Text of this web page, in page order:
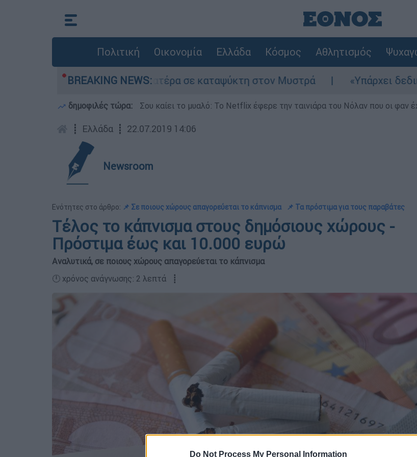
Do Not Process My Personal Information
Πολιτική Οικονομία Ελλάδα Κόσμος Αθλητισμός
BREAKING NEWS:
είχε τον νεκρό του πατέρα σε καταψύκτη στον Μυστρά «Υπάρχει δεδικασμένο
δημοφιλές τώρα: Σου καίει το μυαλό: Το Netflix έφερε την ταινιάρα του Νόλαν που οι φαν
┋ Ελλάδα ┋ 22.07.2019 14:06
Newsroom
Ενότητες στο άρθρο: 📌 Σε ποιους χώρους απαγορεύεται το κάπνισμα 📌 Τα πρόστιμα για τους παραβάτες
Τέλος το κάπνισμα στους δημόσιους χώρους -
Πρόστιμα έως και 10.000 ευρώ
Αναλυτικά, σε ποιους χώρους απαγορεύεται το κάπνισμα
🕛 χρόνος ανάγνωσης: 2 λεπτά ┋